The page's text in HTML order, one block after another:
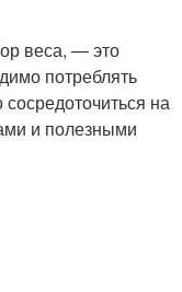
веса, — это
потреблять
на
и полезными